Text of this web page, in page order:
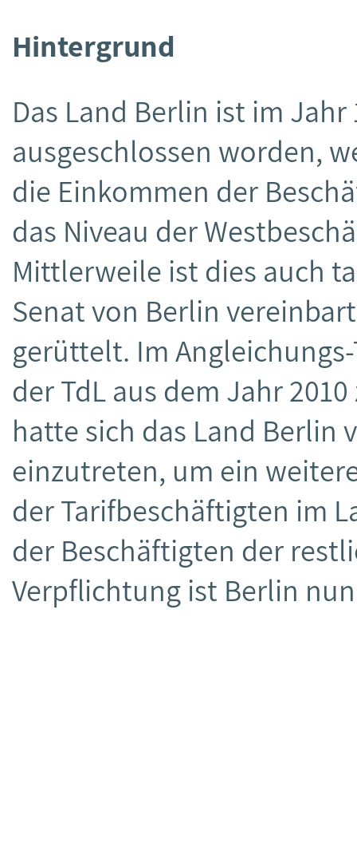
Hintergrund
Das Land Berlin ist im Jahr
ausgeschlossen worden,
die Einkommen der
das Niveau der
Mittlerweile ist dies auch
Senat von Berlin
gerüttelt. Im
der TdL aus dem Jahr
hatte sich das Land Berlin
einzutreten, um ein
der Tarifbeschäftigten im
der Beschäftigten der
Verpflichtung ist Berlin